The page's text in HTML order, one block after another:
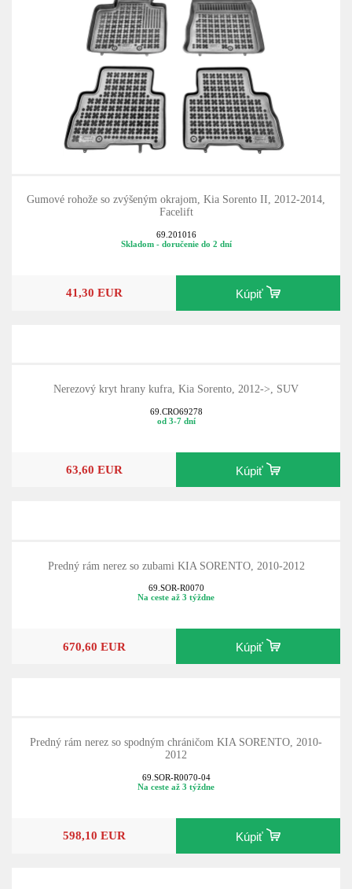
Gumové rohože so zvýšeným okrajom, Kia Sorento II, 2012-2014,
Facelift
69.201016
Skladom - doručenie do 2 dní
41,30 EUR Kúpiť
Nerezový kryt hrany kufra, Kia Sorento, 2012->, SUV
69.CRO69278
od 3-7 dní
63,60 EUR Kúpiť
Predný rám nerez so zubami KIA SORENTO, 2010-2012
69.SOR-R0070
Na ceste až 3 týždne
670,60 EUR Kúpiť
Predný rám nerez so spodným chráničom KIA SORENTO, 2010-
2012
69.SOR-R0070-04
Na ceste až 3 týždne
598,10 EUR Kúpiť